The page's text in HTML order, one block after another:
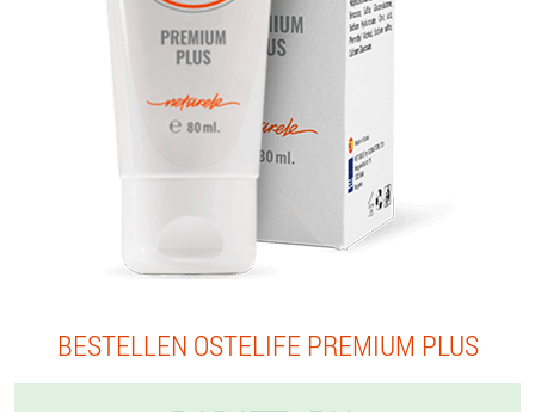
BESTELLEN OSTELIFE PREMIUM PLUS